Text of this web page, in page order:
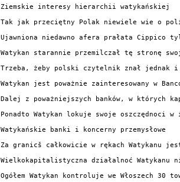
Ziemskie interesy hierarchii watykańskiej
Tak jak przeciętny Polak niewiele wie o
Ujawniona niedawno afera prałata Cippico
Watykan starannie przemilczał tę stronę
Trzeba, żeby polski czytelnik znał jednak i
Watykan jest poważnie zainteresowany w
Dalej z poważniejszych banków, w których
Ponadto Watykan lokuje swoje oszczędnoci
Watykańskie banki i koncerny przemysłowe
Za granicš całkowicie w rękach Watykanu
Wielkokapitalistyczna działalnoć Watykanu
Ogółem Watykan kontroluje we Włoszech